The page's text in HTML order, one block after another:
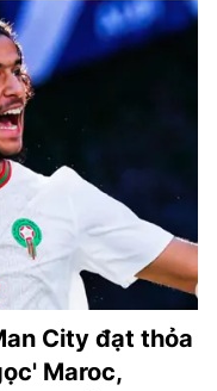
City đạt thỏa
Maroc,